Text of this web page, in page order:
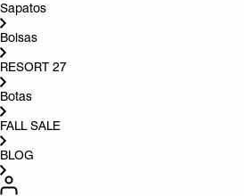
Sapatos
Bolsas
RESORT 27
Botas
FALL SALE
BLOG